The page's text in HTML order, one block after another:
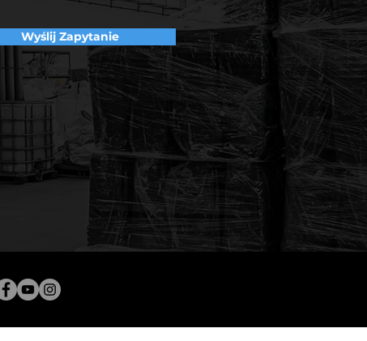
Wyślij Zapytanie